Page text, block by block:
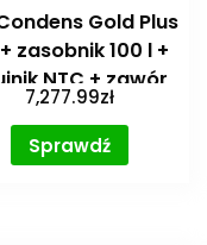
Gold Plus
zasobnik 100 l +
NTC + zawór
+ regulator
292v3 + czujnik
7,277.99zł
Sprawdź